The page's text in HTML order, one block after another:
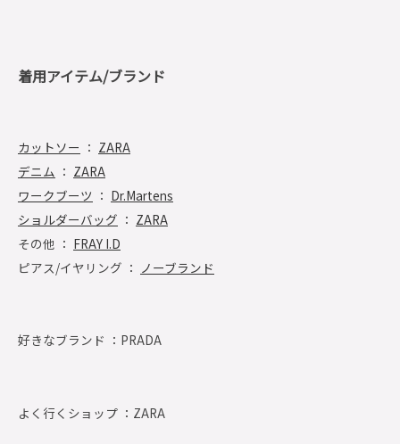
着用アイテム/ブランド
カットソー ： ZARA
デニム ： ZARA
ワークブーツ ： Dr.Martens
ショルダーバッグ ： ZARA
その他 ： FRAY I.D
ピアス/イヤリング ： ノーブランド
好きなブランド ： PRADA
よく行くショップ ： ZARA